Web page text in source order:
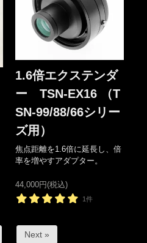
1.6倍エクステンダ
ー TSN-EX16 （T
SN-99/88/66シリー
ズ用）
焦点距離を1.6倍に延長し、倍
率を増やすアダプター。
44,000円(税込)
1件
Next »